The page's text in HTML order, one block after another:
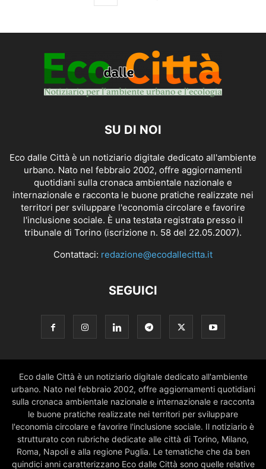
SU DI NOI
Eco dalle Città è un notiziario digitale dedicato all'ambiente
urbano. Nato nel febbraio 2002, offre aggiornamenti
quotidiani sulla cronaca ambientale nazionale e
internazionale e racconta le buone pratiche realizzate nei
territori per sviluppare l'economia circolare e favorire
l'inclusione sociale. È una testata registrata presso il
tribunale di Torino (iscrizione n. 58 del 22.05.2007).
Contattaci: redazione@ecodallecitta.it
SEGUICI
Eco dalle Città è un notiziario digitale dedicato all'ambiente
urbano. Nato nel febbraio 2002, offre aggiornamenti quotidiani
sulla cronaca ambientale nazionale e internazionale e racconta
le buone pratiche realizzate nei territori per sviluppare
l'economia circolare e favorire l'inclusione sociale. Il notiziario è
strutturato con rubriche dedicate alle città di Torino, Milano,
Roma, Napoli e alla regione Puglia. Le tematiche che da ben
quindici anni caratterizzano Eco dalle Città sono quelle relative